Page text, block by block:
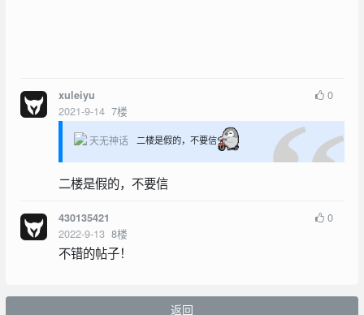
xuleiyu
2021-9-14 7楼
0
天无神话 二楼是假的，不要信
二楼是假的，不要信
430135421
2022-9-13 8楼
0
不错的帖子！
返回